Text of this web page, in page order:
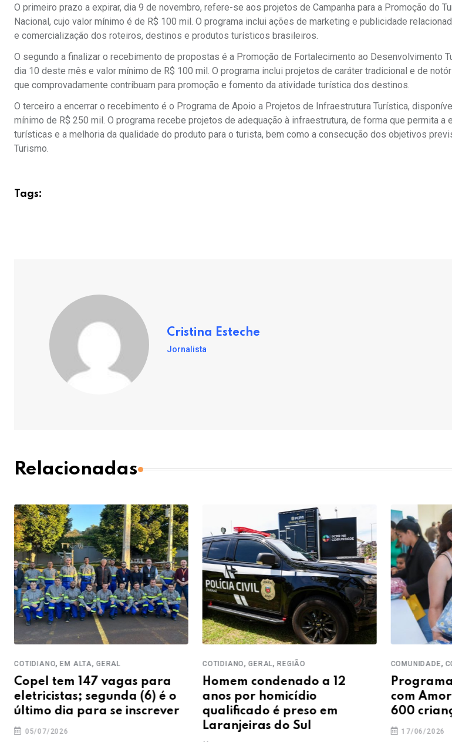
O primeiro prazo a expirar, dia 9 de novembro, refere-se aos projetos de Campanha para a Promoção do
Nacional, cujo valor mínimo é de R$ 100 mil. O programa inclui ações de marketing e publicidade
e comercialização dos roteiros, destinos e produtos turísticos brasileiros.
O segundo a finalizar o recebimento de propostas é a Promoção de Fortalecimento ao Desenvolvimento
dia 10 deste mês e valor mínimo de R$ 100 mil. O programa inclui projetos de caráter tradicional e de
que comprovadamente contribuam para promoção e fomento da atividade turística dos destinos.
O terceiro a encerrar o recebimento é o Programa de Apoio a Projetos de Infraestrutura Turística,
mínimo de R$ 250 mil. O programa recebe projetos de adequação à infraestrutura, de forma que permita a
turísticas e a melhoria da qualidade do produto para o turista, bem como a consecução dos objetivos
Turismo.
Tags:
Cristina Esteche
Jornalista
Relacionadas
COTIDIANO ,GERAL,REGIÃO
Homem condenado a 12
anos por homicídio
qualificado é preso em
Laranjeiras do Sul
COMUNIDADE,COTIDIANO,GERAL
Programa ‘Criança Vestida
com Amor’ beneficia mais de
600 crianças em Marquinho
17/06/2026
COTIDIANO,
Prazo
até sexta
10/06/2026